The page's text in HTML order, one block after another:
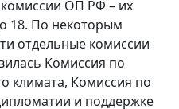
ОП РФ – их
18. По некоторым
отдельные комиссии
Комиссия по
климата, Комиссия по
и поддержке